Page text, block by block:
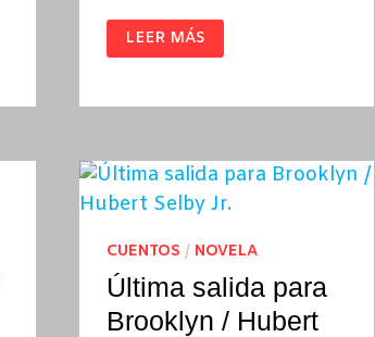
LA
VIDA
SECRETA
BOLAÑO
LEER MÁS
CUENTOS / NOVELA
Última salida para
Brooklyn / Hubert